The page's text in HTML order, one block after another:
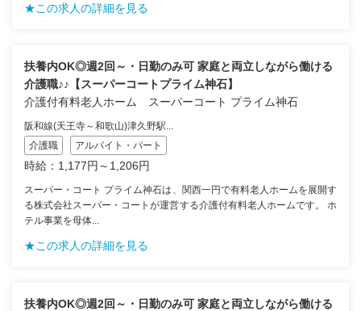
★この求人の詳細を見る
扶養内OK◎週2回～・日勤のみ可 家庭と両立しながら働ける
介護職♪♪【スーパーコートプライム神石】
介護付有料老人ホーム スーパーコート プライム神石
阪和線(天王寺～和歌山)津久野駅...
介護職
アルバイト・パート
時給：1,177円～1,206円
スーパー・コート プライム神石は、関西一円で有料老人ホームを展開す
る株式会社スーパー・コートが運営する介護付有料老人ホームです。 ホ
テル事業を母体...
★この求人の詳細を見る
扶養内OK◎週2回～・日勤のみ可 家庭と両立しながら働ける